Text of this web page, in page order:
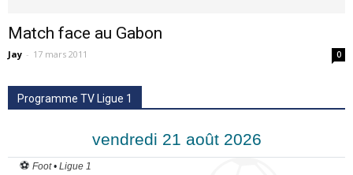
Match face au Gabon
Jay - 17 mars 2011 0
Programme TV Ligue 1